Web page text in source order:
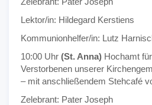
Lektor/in: Hildegard Kerstiens
Kommunionhelfer/in: Lutz
10:00 Uhr (St. Anna) Hochamt
Verstorbenen unserer
– mit anschließendem Stehcafé
Zelebrant: Pater Joseph